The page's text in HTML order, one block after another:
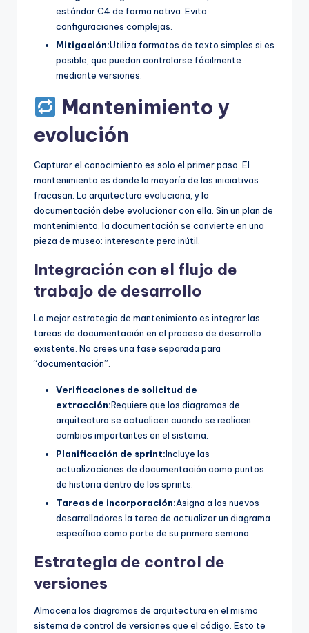
estándar C4 de forma nativa. Evita
configuraciones complejas.
Mitigación:Utiliza formatos de texto simples si es
posible, que puedan controlarse fácilmente
mediante versiones.
Mantenimiento y
evolución
Capturar el conocimiento es solo el primer paso. El
mantenimiento es donde la mayoría de las iniciativas
fracasan. La arquitectura evoluciona, y la
documentación debe evolucionar con ella. Sin un plan de
mantenimiento, la documentación se convierte en una
pieza de museo: interesante pero inútil.
Integración con el flujo de
trabajo de desarrollo
La mejor estrategia de mantenimiento es integrar las
tareas de documentación en el proceso de desarrollo
existente. No crees una fase separada para
“documentación”.
Verificaciones de solicitud de
extracción:Requiere que los diagramas de
arquitectura se actualicen cuando se realicen
cambios importantes en el sistema.
Planificación de sprint:Incluye las
actualizaciones de documentación como puntos
de historia dentro de los sprints.
Tareas de incorporación:Asigna a los nuevos
desarrolladores la tarea de actualizar un diagrama
específico como parte de su primera semana.
Estrategia de control de
versiones
Almacena los diagramas de arquitectura en el mismo
sistema de control de versiones que el código. Esto te